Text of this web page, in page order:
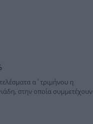
α΄τριμήνου η
στην οποία συμμετέχουν